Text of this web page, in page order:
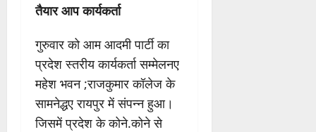
तैयार आप कार्यकर्ता
गुरुवार को आम आदमी पार्टी का
प्रदेश स्तरीय कार्यकर्ता सम्मेलनए
महेश भवन ;राजकुमार कॉलेज के
सामनेद्धए रायपुर में संपन्न हुआ।
जिसमें प्रदेश के कोने.कोने से